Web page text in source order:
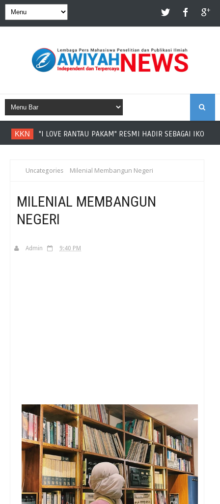
KKN "I LOVE RANTAU PAKAM" RESMI HADIR SEBAGAI IKON
Uncategories Milenial Membangun Negeri
MILENIAL MEMBANGUN
NEGERI
Admin 9:40 PM